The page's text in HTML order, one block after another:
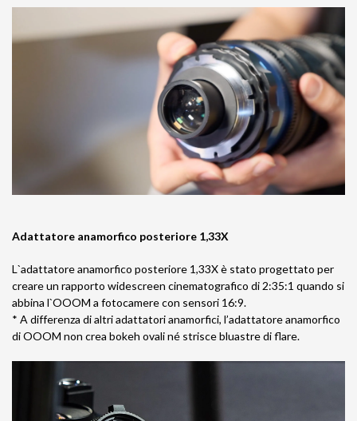
Adattatore anamorfico posteriore 1,33X
L`adattatore anamorfico posteriore 1,33X è stato progettato per
creare un rapporto widescreen cinematografico di 2:35:1 quando si
abbina l`OOOM a fotocamere con sensori 16:9.
* A differenza di altri adattatori anamorfici, l’adattatore anamorfico
di OOOM non crea bokeh ovali né strisce bluastre di flare.